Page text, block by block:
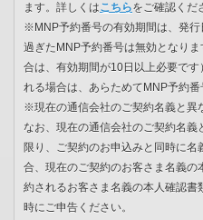
ます。詳しくはこちらをご確認くだ
※MNP予約番号の有効期間は、発
過ぎたMNP予約番号は無効となり
合は、有効期間が10日以上必要で
れる場合は、あらためてMNP予約番
※現在の通信会社のご契約名義と異
なお、現在の通信会社のご契約名
限り、ご契約のお申込みと同時に
合、現在のご契約のお客さま名義
約されるお客さま名義の本人確認
時にご申告ください。